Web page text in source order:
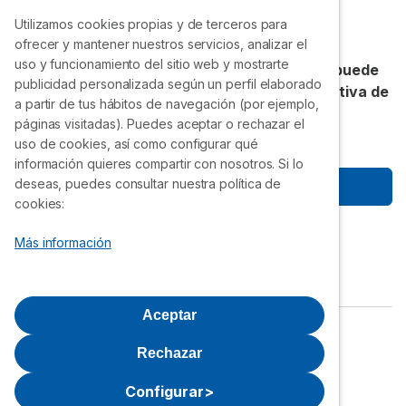
Punto de recarga coche eléctrico
de sus clientes.
¡Gracias!
Accede a precios exclusivos que nadie más puede
ofrecerte. Únete gratis a la VII Compra Colectiva de
Selectra.
Empezar a ahorrar
Política de privacidad
Política de cookies Quiénes Somos
Utilizamos cookies propias y de terceros para
ofrecer y mantener nuestros servicios, analizar el
uso y funcionamiento del sitio web y mostrarte
publicidad personalizada según un perfil elaborado
a partir de tus hábitos de navegación (por ejemplo,
páginas visitadas). Puedes aceptar o rechazar el
uso de cookies, así como configurar qué
información quieres compartir con nosotros. Si lo
deseas, puedes consultar nuestra política de
cookies:
Más información
Configurar>
Rechazar
Aceptar